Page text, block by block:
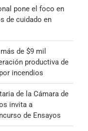
pone el foco en
de cuidado en
de $9 mil
productiva de
incendios
de la Cámara de
invita a
de Ensayos